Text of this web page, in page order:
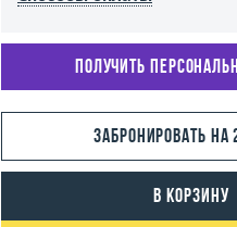
Получить
Забронировать на
В корзину